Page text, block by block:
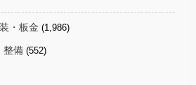
・板金 (1,986)
整備 (552)